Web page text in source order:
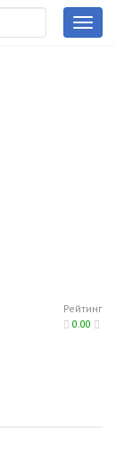
Рейтинг
0.00